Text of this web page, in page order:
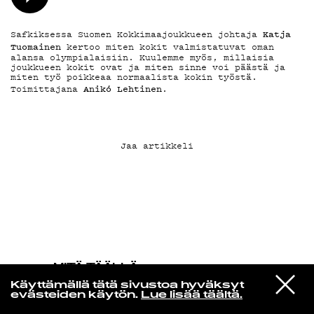
Käyttämällä tätä sivustoa hyväksyt
evästeiden käytön. Lue lisää täältä.
VIESTI
STUDIOON
MITÄ TÄÄLLÄ
Jorja Smith
On Your Own
Safkiksessa Suomen Kokkimaajoukkueen johtaja Katja
Tuomainen kertoo miten kokit valmistatuvat oman
alansa olympialaisiin. Kuulemme myös, millaisia
joukkueen kokit ovat ja miten sinne voi päästä ja
miten työ poikkeaa normaalista kokin työstä.
Toimittajana Anikó Lehtinen.
Jaa artikkeli